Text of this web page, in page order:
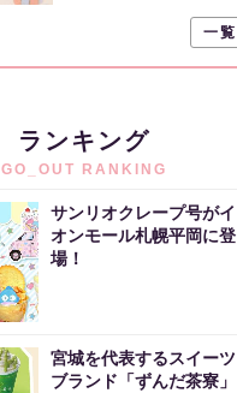
一覧
ランキング
GO_OUT RANKING
サンリオクレープ号がイ
オンモール札幌平岡に登
場！
宮城を代表するスイーツ
ブランド「ずんだ茶寮」